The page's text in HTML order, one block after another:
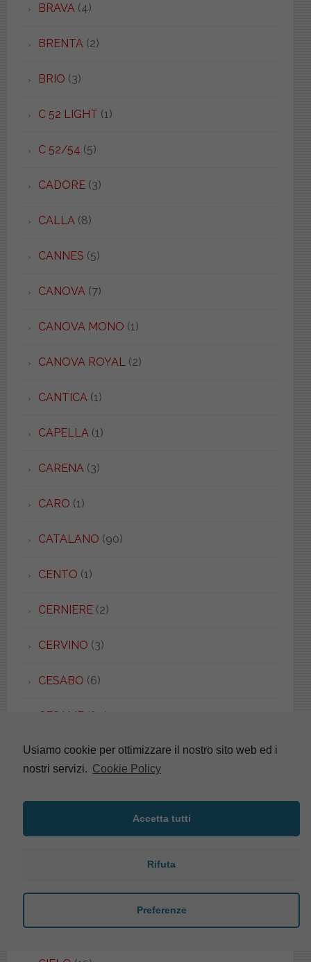
BRAVA (4)
BRENTA (2)
BRIO (3)
C 52 LIGHT (1)
C 52/54 (5)
CADORE(3)
CALLA (8)
CANNES (5)
CANOVA (7)
CANOVA MONO (1)
CANOVA ROYAL (2)
CANTICA (1)
CAPELLA (1)
CARENA (3)
CARO (1)
CATALANO (90)
CENTO (1)
CERNIERE(2)
CERVINO (3)
CESABO (6)
CESAME(89)
CHAMPAGNE(11)
CIDNEO(3)
CIELIA(1)
Usiamo cookie per ottimizzare il nostro sito web ed i
nostri servizi. Cookie Policy
Accetta tutti
Rifuta
Preferenze